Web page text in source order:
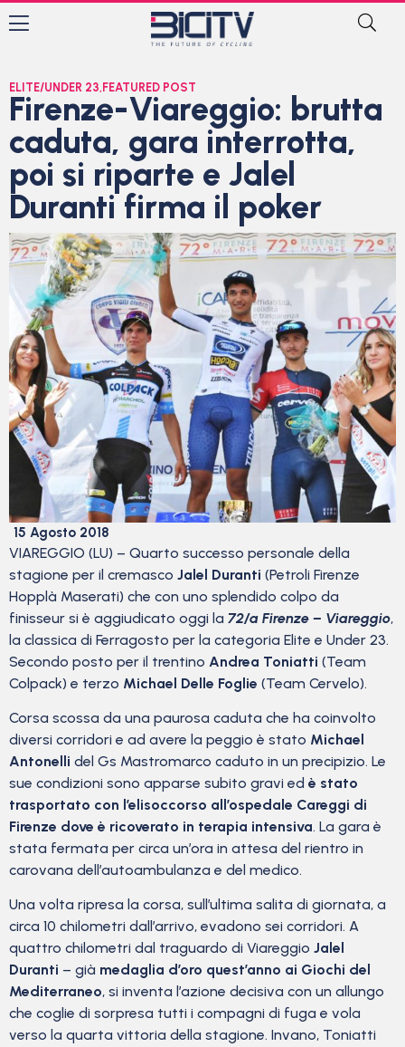
ELITE/UNDER 23, FEATURED POST
Firenze-Viareggio: brutta
caduta, gara interrotta,
poi si riparte e Jalel
Duranti firma il poker
15 Agosto 2018
VIAREGGIO (LU) – Quarto successo personale della
stagione per il cremasco Jalel Duranti (Petroli Firenze
Hopplà Maserati) che con uno splendido colpo da
finisseur si è aggiudicato oggi la 72/a Firenze – Viareggio,
la classica di Ferragosto per la categoria Elite e Under 23.
Secondo posto per il trentino Andrea Toniatti (Team
Colpack) e terzo Michael Delle Foglie (Team Cervelo).
Corsa scossa da una paurosa caduta che ha coinvolto
diversi corridori e ad avere la peggio è stato Michael
Antonelli del Gs Mastromarco caduto in un precipizio. Le
sue condizioni sono apparse subito gravi ed è stato
trasportato con l’elisoccorso all’ospedale Careggi di
Firenze dove è ricoverato in terapia intensiva. La gara è
stata fermata per circa un’ora in attesa del rientro in
carovana dell’autoambulanza e del medico.
Una volta ripresa la corsa, sull’ultima salita di giornata, a
circa 10 chilometri dall’arrivo, evadono sei corridori. A
quattro chilometri dal traguardo di Viareggio Jalel
Duranti – già medaglia d’oro quest’anno ai Giochi del
Mediterraneo, si inventa l’azione decisiva con un allungo
che coglie di sorpresa tutti i compagni di fuga e vola
verso la quarta vittoria della stagione. Invano, Toniatti